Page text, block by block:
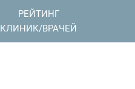
РЕЙТИНГ
КЛИНИК/ВРАЧЕЙ